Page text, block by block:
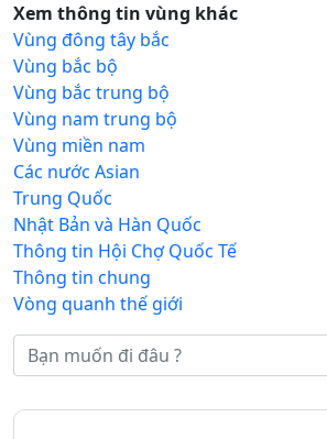
Xem thông tin vùng khác
Vùng đông tây bắc
Vùng bắc bộ
Vùng bắc trung bộ
Vùng nam trung bộ
Vùng miền nam
Các nước Asian
Trung Quốc
Nhật Bản và Hàn Quốc
Thông tin Hội Chợ Quốc Tế
Thông tin chung
Vòng quanh thế giới